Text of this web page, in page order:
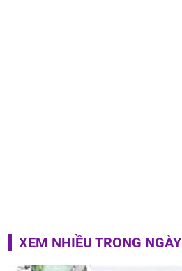
XEM NHIỀU TRONG NGÀY